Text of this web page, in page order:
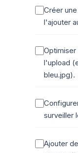
Créer
l'ajouter
l'upload
bleu.jpg).
surveiller
Ajouter